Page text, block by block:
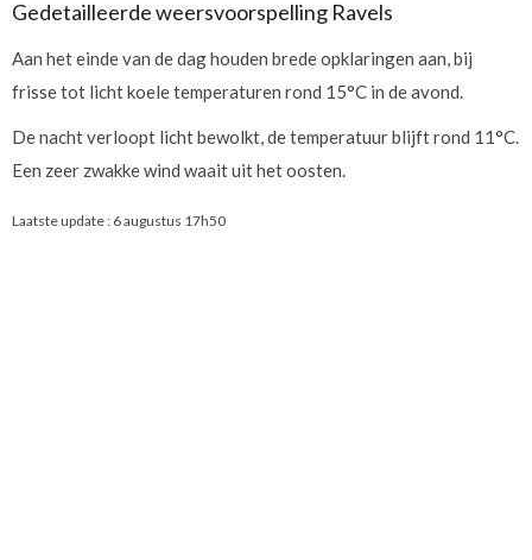
Gedetailleerde weersvoorspelling Ravels
Aan het einde van de dag houden brede opklaringen aan, bij
frisse tot licht koele temperaturen rond 15°C in de avond.
De nacht verloopt licht bewolkt, de temperatuur blijft rond 11°C.
Een zeer zwakke wind waait uit het oosten.
Laatste update : 6 augustus 17h50